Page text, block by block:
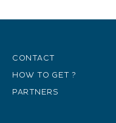
CONTACT
HOW TO GET ?
PARTNERS